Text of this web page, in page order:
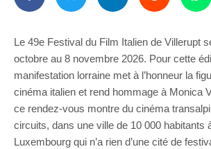
Le 49e Festival du Film Italien de Villerupt
octobre au 8 novembre 2026. Pour cette
manifestation lorraine met à l’honneur la
cinéma italien et rend hommage à Monica
ce rendez-vous montre du cinéma
circuits, dans une ville de 10 000 habitants
Luxembourg qui n’a rien d’une cité de